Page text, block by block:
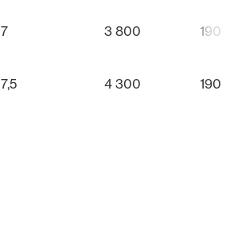
7 3 800 190
7,5 4 300 190